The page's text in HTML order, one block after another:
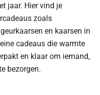
jaar. Hier vind je
zoals
en kaarsen in
cadeaus die warmte
en klaar om iemand,
bezorgen.